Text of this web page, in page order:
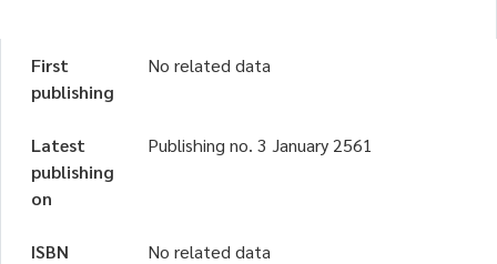
First
publishing
No related data
Latest
publishing
on
Publishing no. 3 January 2561
ISBN No related data